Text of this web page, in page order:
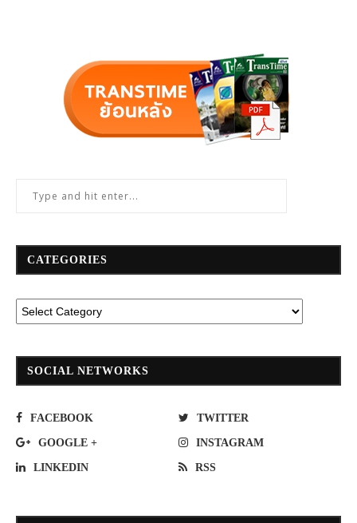
CATEGORIES
SOCIAL NETWORKS
FACEBOOK TWITTER
GOOGLE + INSTAGRAM
LINKEDIN RSS